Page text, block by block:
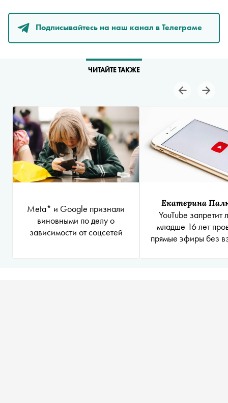
Подписывайтесь на наш канал в Телеграме
ЧИТАЙТЕ ТАКЖЕ
Meta* и Google признали
виновными по делу о
зависимости от соцсетей
Екатерина
YouTube запретит
младше 16 лет
прямые эфиры без